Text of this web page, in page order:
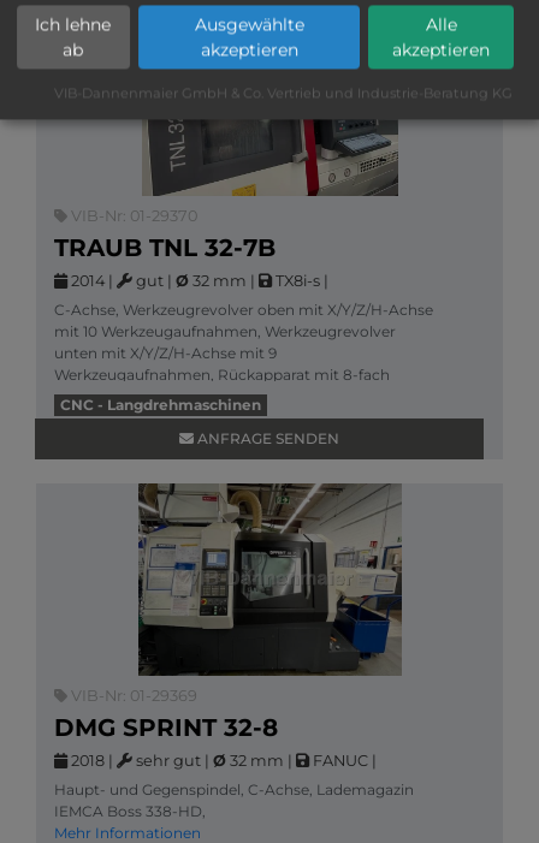
Ich lehne
ab
Ausgewählte
akzeptieren
Alle
akzeptieren
VIB-Dannenmaier GmbH & Co. Vertrieb und Industrie-Beratung KG
VIB-Nr: 01-29370
TRAUB TNL 32-7B
2014 | gut | Ø 32 mm | TX8i-s |
C-Achse, Werkzeugrevolver oben mit X/Y/Z/H-Achse
mit 10 Werkzeugaufnahmen, Werkzeugrevolver
unten mit X/Y/Z/H-Achse mit 9
Werkzeugaufnahmen, Rückapparat mit 8-fach
Gesamtantrieb für 3 Werkzeuge, Sch
Mehr Informationen
CNC - Langdrehmaschinen
ANFRAGE SENDEN
VIB-Nr: 01-29369
DMG SPRINT 32-8
2018 | sehr gut | Ø 32 mm | FANUC |
Haupt- und Gegenspindel, C-Achse, Lademagazin
IEMCA Boss 338-HD,
Mehr Informationen